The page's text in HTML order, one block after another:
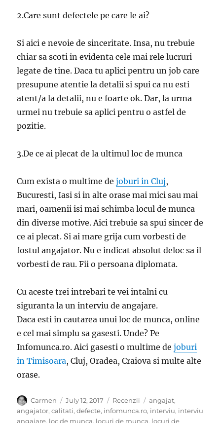
2.Care sunt defectele pe care le ai?
Si aici e nevoie de sinceritate. Insa, nu trebuie
chiar sa scoti in evidenta cele mai rele lucruri
legate de tine. Daca tu aplici pentru un job care
presupune atentie la detalii si spui ca nu esti
atent/a la detalii, nu e foarte ok. Dar, la urma
urmei nu trebuie sa aplici pentru o astfel de
pozitie.
3.De ce ai plecat de la ultimul loc de munca
Cum exista o multime dejoburi in Cluj,
Bucuresti, Iasi si in alte orase mai mici sau mai
mari, oamenii isi mai schimba locul de munca
din diverse motive. Aici trebuie sa spui sincer de
ce ai plecat. Si ai mare grija cum vorbesti de
fostul angajator. Nu e indicat absolut deloc sa il
vorbesti de rau. Fii o persoana diplomata.
Cu aceste trei intrebari te vei intalni cu
siguranta la un interviu de angajare.
Daca esti in cautarea unui loc de munca, online
e cel mai simplu sa gasesti. Unde? Pe
Infomunca.ro. Aici gasesti o multime dejoburi
in Timisoara, Cluj, Oradea, Craiova si multe alte
orase.
Author
Carmen
Posted
on
July 12, 2017 Categories
Recenzii Tags
angajat,
angajator,calitati,defecte, infomunca.ro, interviu, interviu
angajare, loc de munca, locuri de munca, locuri de